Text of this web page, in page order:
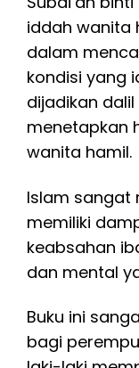
iddah wanita
dalam
kondisi yang
dijadikan
menetapkan
wanita hamil.
Islam sangat
memiliki
keabsahan
dan mental
Buku ini
bagi